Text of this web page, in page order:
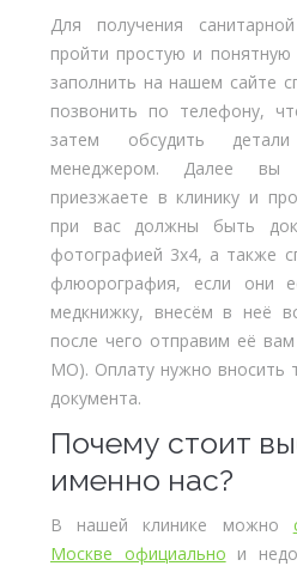
Для получения
пройти простую и
заполнить на нашем сайте
позвонить по телефону,
затем обсудить
менеджером. Далее вы
приезжаете в клинику и
при вас должны быть
фотографией 3х4, а также
флюорография, если они
медкнижку, внесём в неё
после чего отправим её
МО). Оплату нужно вносить
документа.
Почему стоит
именно нас?
В нашей клинике можно
Москве официально и